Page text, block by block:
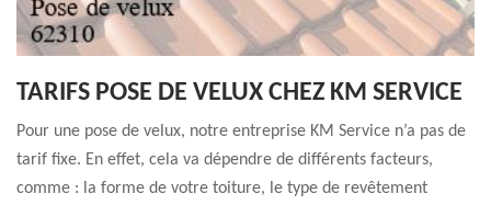
TARIFS POSE DE VELUX CHEZ KM SERVICE
Pour une pose de velux, notre entreprise KM Service n’a pas de
tarif fixe. En effet, cela va dépendre de différents facteurs,
comme : la forme de votre toiture, le type de revêtement